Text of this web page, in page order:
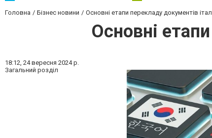
Головна Бізнес новини Основні етапи перекладу документів
Основні
18:12, 24 вересня 2024 р.
Загальний розділ